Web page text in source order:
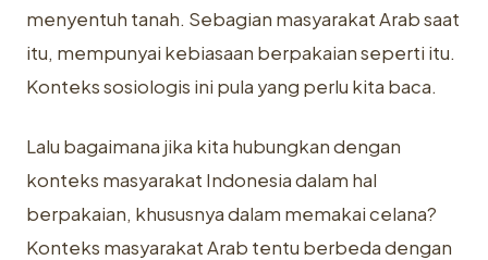
menyentuh tanah. Sebagian masyarakat Arab saat
itu, mempunyai kebiasaan berpakaian seperti itu.
Konteks sosiologis ini pula yang perlu kita baca.
Lalu bagaimana jika kita hubungkan dengan
konteks masyarakat Indonesia dalam hal
berpakaian, khususnya dalam memakai celana?
Konteks masyarakat Arab tentu berbeda dengan